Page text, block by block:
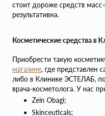
стоит дороже средств
результативна.
Косметические средства в
Приобрести такую
магазине, где представлен
либо в Клинике ЭСТЕЛАБ,
врача-косметолога. У нас
Zein Obagi;
Skinceuticals;